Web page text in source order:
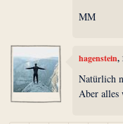
MM
hagenstein,
Natürlich
Aber alles